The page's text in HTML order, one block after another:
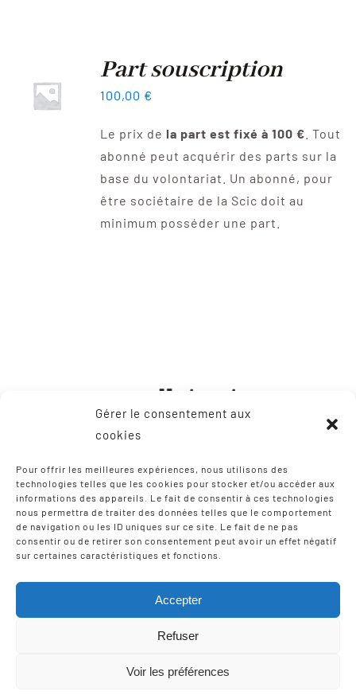
Gérer le consentement aux
cookies
Pour offrir les meilleures expériences, nous utilisons des
technologies telles que les cookies pour stocker et/ou accéder aux
informations des appareils. Le fait de consentir à ces technologies
nous permettra de traiter des données telles que le comportement
de navigation ou les ID uniques sur ce site. Le fait de ne pas
consentir ou de retirer son consentement peut avoir un effet négatif
sur certaines caractéristiques et fonctions.
Accepter
Refuser
Voir les préférences
Contact
Part souscription
100,00 €
Le prix de la part est fixé à 100 € . Tout
abonné peut acquérir des parts sur la
base du volontariat. Un abonné, pour
être sociétaire de la Scic doit au
minimum posséder une part.
CONTACT
8, Zone Artisanale Martinzaharenia
Tel: +33 9 75 12 97 02
Email:scic-iparla@mediabask.eus
© Copyright 2012 - 2026 | Mentions légales